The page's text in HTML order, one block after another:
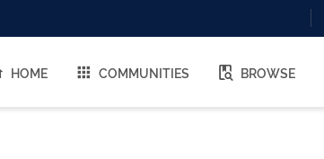
HOME COMMUNITIES BROWSE